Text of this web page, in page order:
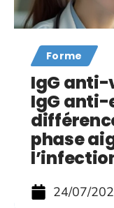
Forme
IgG
IgG anti-
phase
24/07/